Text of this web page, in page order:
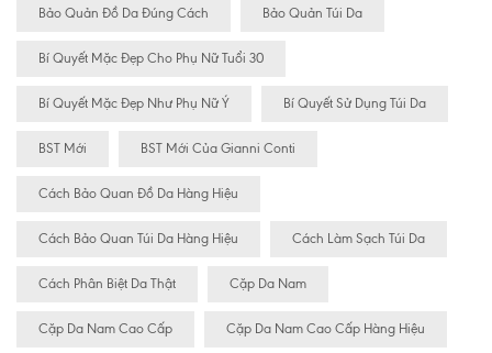
Bảo Quản Đồ Da Đúng Cách Bảo Quản Túi Da
Bí Quyết Mặc Đẹp Cho Phụ Nữ Tuổi 30
Bí Quyết Mặc Đẹp Như Phụ Nữ Ý Bí Quyết Sử Dụng Túi Da
BST Mới BST Mới Của Gianni Conti
Cách Bảo Quan Đồ Da Hàng Hiệu
Cách Bảo Quan Túi Da Hàng Hiệu Cách Làm Sạch Túi Da
Cách Phân Biệt Da Thật Cặp Da Nam
Cặp Da Nam Cao Cấp Cặp Da Nam Cao Cấp Hàng Hiệu